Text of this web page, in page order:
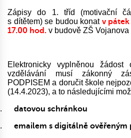
Zápisy do 1. tříd (motivační
s dítětem) se budou konat v pátek
17.00 hod. v budově ZŠ
Elektronicky vyplněnou
vzdělávání musí zákonný
PODPISEM a doručit škole
(14.4.2023), a to následujícími
datovou schránkou
emailem s digitálně ověřeným